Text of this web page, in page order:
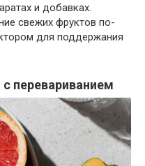
и добавках.
свежих фруктов по-
для поддержания
перевариванием